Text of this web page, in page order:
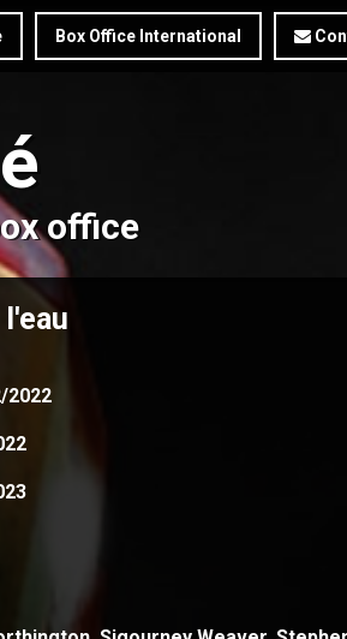
Box Office International
office
2022